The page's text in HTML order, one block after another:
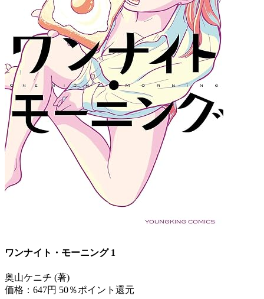
ワンナイト・モーニング 1
奥山ケニチ (著)
価格：647円 50％ポイント還元